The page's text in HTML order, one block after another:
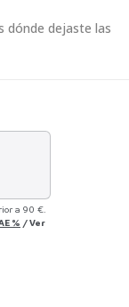
dónde dejaste las
a 90 €.
% /Ver